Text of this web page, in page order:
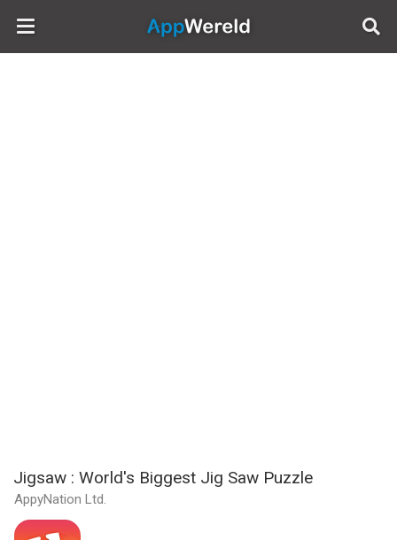
AppWereld
Jigsaw : World's Biggest Jig Saw Puzzle
AppyNation Ltd.